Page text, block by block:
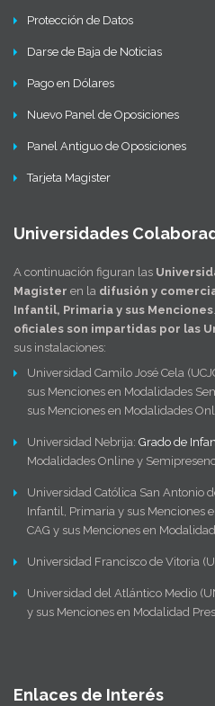
Protección de Datos
Darse de Baja de Noticias
Pago en Dólares
Nuevo Panel de Oposiciones
Panel Antiguo de Oposiciones
Tarjeta Magister
Universidades
A continuación figuran las
Magister en la difusión y
Infantil, Primaria y sus Menciones
oficiales son impartidas por las
sus instalaciones:
Universidad Camilo José Cela
sus Menciones en Modalidades
sus Menciones en Modalidades
Universidad Nebrija: Grado de
Modalidades Online y
Universidad Católica San Antonio
Infantil, Primaria y sus Menciones
CAG y sus Menciones en
Universidad Francisco de Vitoria
Universidad del Atlántico Medio
y sus Menciones en Modalidad
Enlaces de Interés